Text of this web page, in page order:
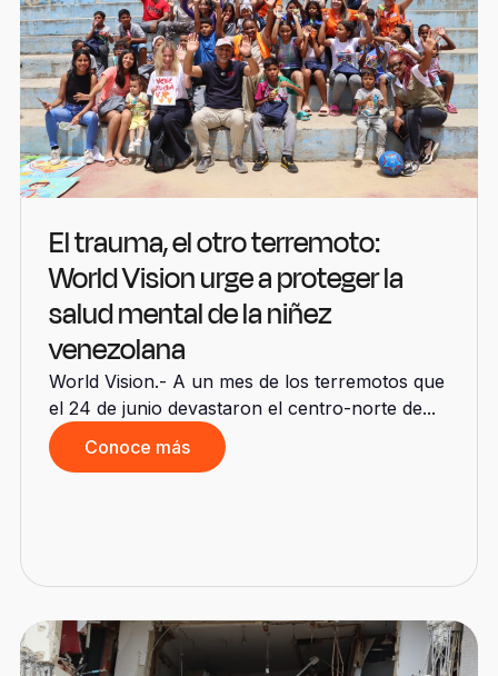
El trauma, el otro terremoto:
World Vision urge a proteger la
salud mental de la niñez
venezolana
World Vision.- A un mes de los terremotos que
el 24 de junio devastaron el centro-norte de...
Conoce más